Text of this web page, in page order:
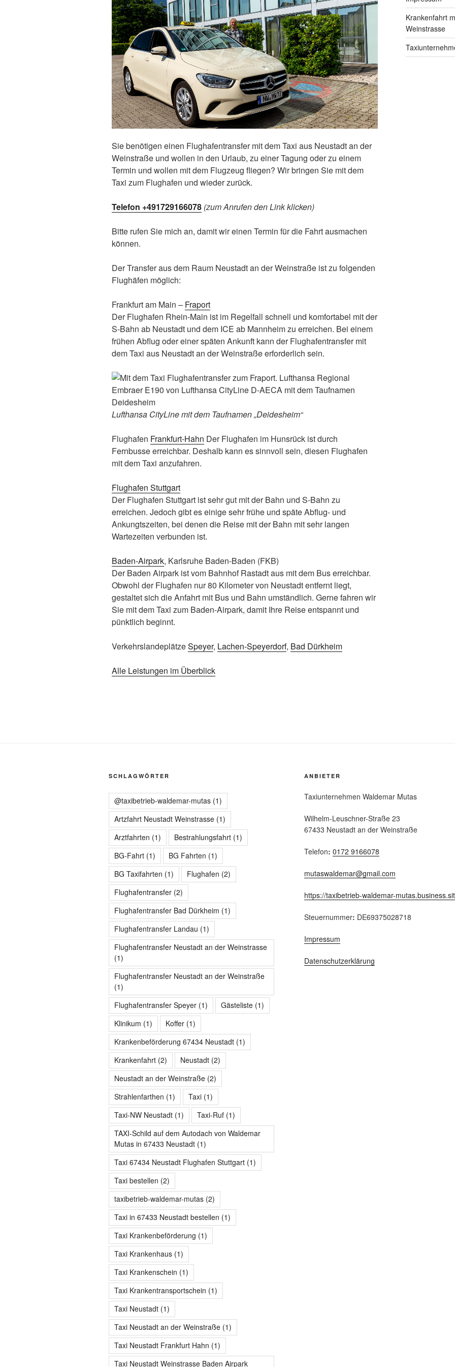
Sie benötigen einen Flughafentransfer mit dem Taxi aus Neustadt an der
Weinstraße und wollen in den Urlaub, zu einer Tagung oder zu einem
Termin und wollen mit dem Flugzeug fliegen? Wir bringen Sie mit dem
Taxi zum Flughafen und wieder zurück.
Telefon +491729166078 (zum Anrufen den Link klicken)
Bitte rufen Sie mich an, damit wir einen Termin für die Fahrt ausmachen
können.
Der Transfer aus dem Raum Neustadt an der Weinstraße ist zu folgenden
Flughäfen möglich:
Frankfurt am Main – Fraport
Der Flughafen Rhein-Main ist im Regelfall schnell und komfortabel mit der
S-Bahn ab Neustadt und dem ICE ab Mannheim zu erreichen. Bei einem
frühen Abflug oder einer späten Ankunft kann der Flughafentransfer mit
dem Taxi aus Neustadt an der Weinstraße erforderlich sein.
Lufthansa CityLine mit dem Taufnamen „Deidesheim“
Flughafen Frankfurt-Hahn Der Flughafen im Hunsrück ist durch
Fernbusse erreichbar. Deshalb kann es sinnvoll sein, diesen Flughafen
mit dem Taxi anzufahren.
Flughafen Stuttgart
Der Flughafen Stuttgart ist sehr gut mit der Bahn und S-Bahn zu
erreichen. Jedoch gibt es einige sehr frühe und späte Abflug- und
Ankungtszeiten, bei denen die Reise mit der Bahn mit sehr langen
Wartezeiten verbunden ist.
Baden-Airpark, Karlsruhe Baden-Baden (FKB)
Der Baden Airpark ist vom Bahnhof Rastadt aus mit dem Bus erreichbar.
Obwohl der Flughafen nur 80 Kilometer von Neustadt entfernt liegt,
gestaltet sich die Anfahrt mit Bus und Bahn umständlich. Gerne fahren wir
Sie mit dem Taxi zum Baden-Airpark, damit Ihre Reise entspannt und
pünktlich beginnt.
VerkehrslandeplätzeSpeyer, Lachen-Speyerdorf, Bad Dürkheim
Alle Leistungen im Überblick
Krankenfahrt
Weinstrasse
SCHLAGWÖRTER
@taxibetrieb-waldemar-mutas (1)
Artzfahrt Neustadt Weinstrasse (1)
Arztfahrten (1) Bestrahlungsfahrt (1)
BG-Fahrt (1) BG Fahrten (1)
BG Taxifahrten (1) Flughafen (2)
Flughafentransfer (2)
Flughafentransfer Bad Dürkheim (1)
Flughafentransfer Landau (1)
Flughafentransfer Neustadt an der Weinstrasse
(1)
Flughafentransfer Neustadt an der Weinstraße
(1)
Flughafentransfer Speyer (1) Gästeliste (1)
Klinikum (1) Koffer (1)
Krankenbeförderung 67434 Neustadt (1)
Krankenfahrt (2) Neustadt (2)
Neustadt an der Weinstraße (2)
Strahlenfarthen (1) Taxi (1)
Taxi-NW Neustadt (1) Taxi-Ruf (1)
TAXI-Schild auf dem Autodach von Waldemar
Mutas in 67433 Neustadt (1)
Taxi 67434 Neustadt Flughafen Stuttgart (1)
Taxi bestellen (2)
taxibetrieb-waldemar-mutas (2)
Taxi in 67433 Neustadt bestellen (1)
Taxi Krankenbeförderung (1)
Taxi Krankenhaus (1)
Taxi Krankenschein (1)
Taxi Krankentransportschein (1)
Taxi Neustadt (1)
Taxi Neustadt an der Weinstraße (1)
Taxi Neustadt Frankfurt Hahn (1)
Taxi Neustadt Weinstrasse Baden Airpark
ANBIETER
Taxiunternehmen Waldemar Mutas
Wilhelm-Leuschner-Straße 23
67433 Neustadt an der Weinstraße
Telefon: 0172 9166078
mutaswaldemar@gmail.com
https://taxibetrieb-waldemar-
Steuernummer: DE69375028718
Impressum
Datenschutzerklärung